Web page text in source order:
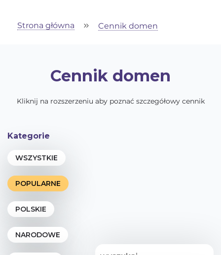
Strona główna Cennik domen
Cennik domen
Kliknij na rozszerzeniu aby poznać szczegółowy cennik
Kategorie